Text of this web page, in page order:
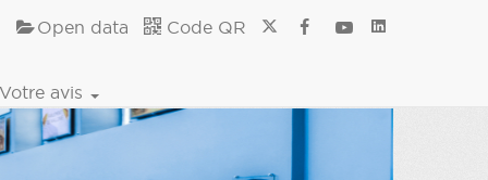
Open data Code QR
Votre avis